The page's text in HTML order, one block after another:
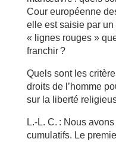
Cour européenne
elle est saisie par
« lignes rouges »
franchir ?
Quels sont les
droits de l’homme
sur la liberté
L.-L. C. : Nous
cumulatifs. Le